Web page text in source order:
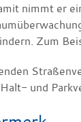
nimmt er
Zum
und